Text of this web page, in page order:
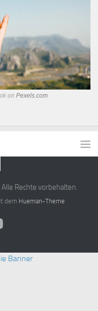
on Pexels.com
Rechte vorbehalten.
dem Hueman-Theme
Banner